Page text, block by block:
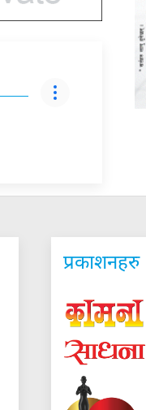
प्रकाशनहरु